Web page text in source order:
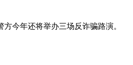
今年还将举办三场反诈骗路演。